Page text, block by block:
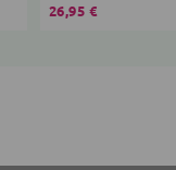
26,95 €